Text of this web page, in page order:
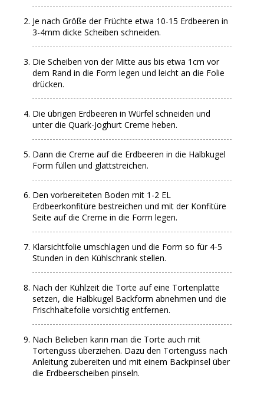
Je nach Größe der Früchte etwa 10-15 Erdbeeren in
3-4mm dicke Scheiben schneiden.
Die Scheiben von der Mitte aus bis etwa 1cm vor
dem Rand in die Form legen und leicht an die Folie
drücken.
Die übrigen Erdbeeren in Würfel schneiden und
unter die Quark-Joghurt Creme heben.
Dann die Creme auf die Erdbeeren in die Halbkugel
Form füllen und glattstreichen.
Den vorbereiteten Boden mit 1-2 EL
Erdbeerkonfitüre bestreichen und mit der Konfitüre
Seite auf die Creme in die Form legen.
Klarsichtfolie umschlagen und die Form so für 4-5
Stunden in den Kühlschrank stellen.
Nach der Kühlzeit die Torte auf eine Tortenplatte
setzen, die Halbkugel Backform abnehmen und die
Frischhaltefolie vorsichtig entfernen.
Nach Belieben kann man die Torte auch mit
Tortenguss überziehen. Dazu den Tortenguss nach
Anleitung zubereiten und mit einem Backpinsel über
die Erdbeerscheiben pinseln.